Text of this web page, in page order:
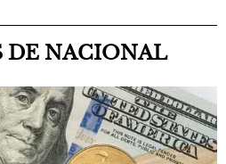
DE NACIONAL